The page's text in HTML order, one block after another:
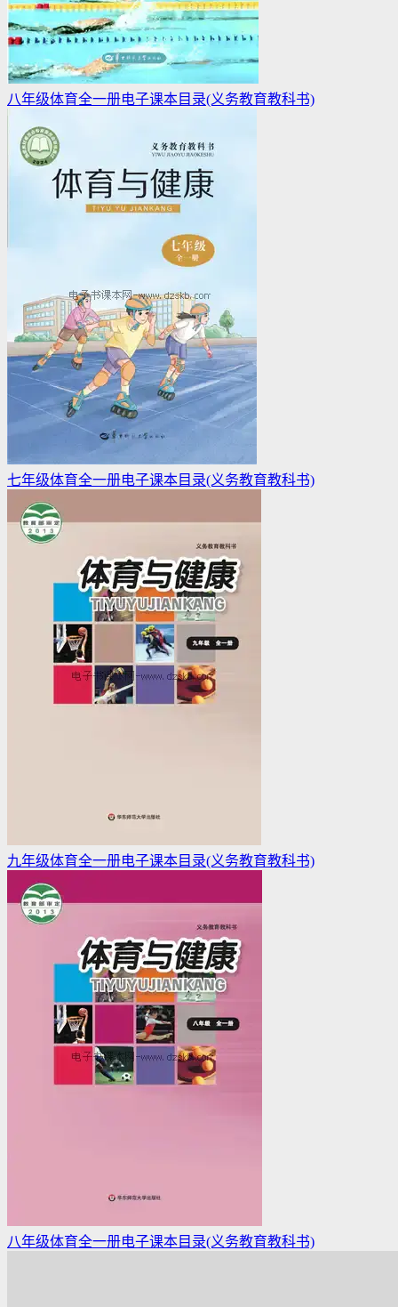
八年级体育全一册电子课本目录(义务教育教科书)
七年级体育全一册电子课本目录(义务教育教科书)
九年级体育全一册电子课本目录(义务教育教科书)
八年级体育全一册电子课本目录(义务教育教科书)